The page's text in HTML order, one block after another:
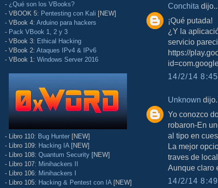
- ¿Qué son los VBooks?
- VBOOK 5: Pentesting con Kali [NEW]
- VBook 4: Arduino para hackers
- Pack VBook 1, 2 y 3
- VBook 3: Ethical Hacking
- VBook 2: Ataques IPv4 & IPv6
- VBook 1: Windows Server 2016
- Libro 110: Bug Hunter [NEW]
- Libro 109: Hacking IA [NEW]
- Libro 108: Quantum Security [NEW]
- Libro 107: Minihackers II
- Libro 106: Minihackers I
- Libro 105: Hacking & Pentest con IA [NEW]
Conchita
¡Qué putada!
¿Y la
servicio
https://
14/2/14
Unknown
Yo conozco
robaron-En
al tipo en
La mejor
traves de
Aunque claro
14/2/14